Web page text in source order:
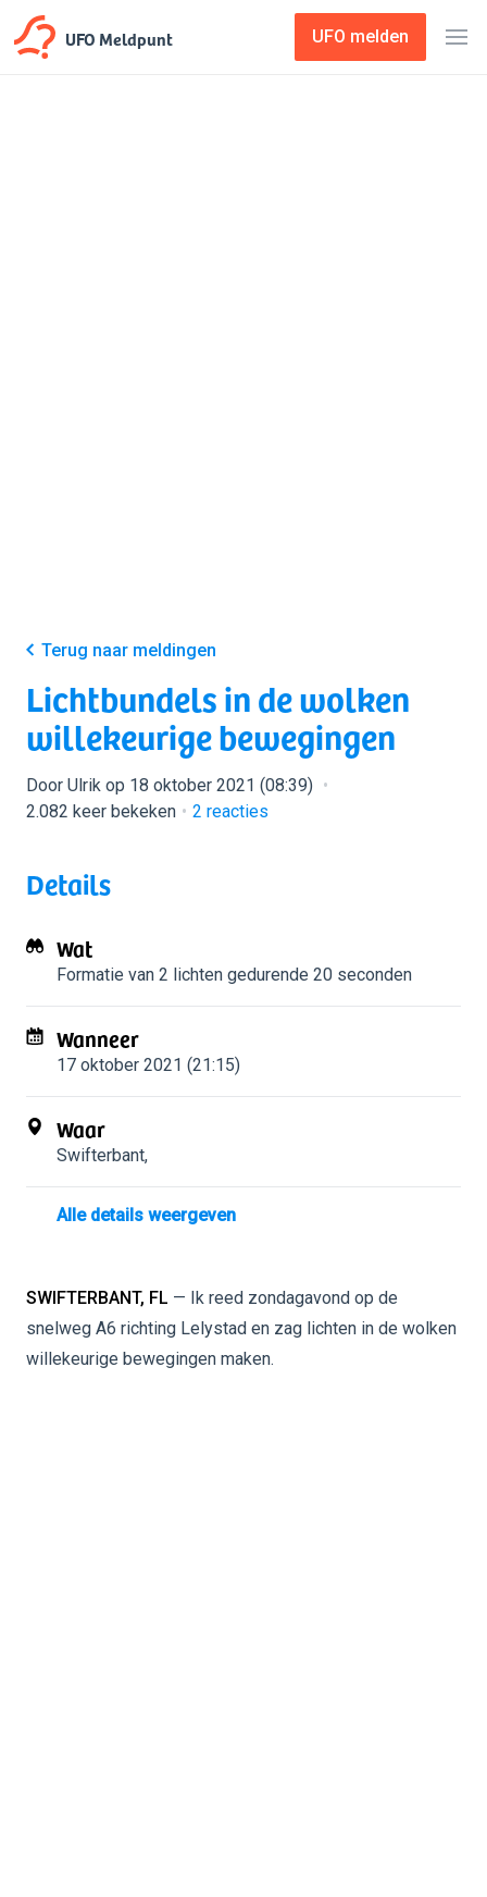
UFO Meldpunt UFO melden
Terug naar meldingen
Lichtbundels in de wolken
willekeurige bewegingen
Door Ulrik op 18 oktober 2021 (08:39)
2.082 keer bekeken
2 reacties
Details
Wat
Formatie van 2 lichten gedurende 20 seconden
Wanneer
17 oktober 2021 (21:15)
Waar
Swifterbant,
Alle details weergeven
SWIFTERBANT, FL — Ik reed zondagavond op de
snelweg A6 richting Lelystad en zag lichten in de wolken
willekeurige bewegingen maken.